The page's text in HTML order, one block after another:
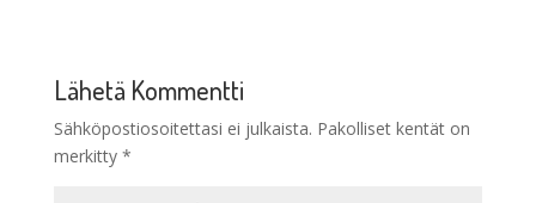
Lähetä Kommentti
Sähköpostiosoitettasi ei julkaista. Pakolliset kentät on
merkitty *